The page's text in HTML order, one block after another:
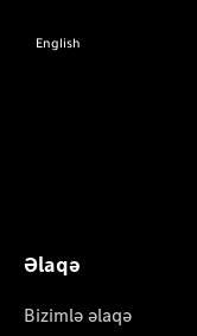
English
Əlaqə
Bizimlə əlaqə